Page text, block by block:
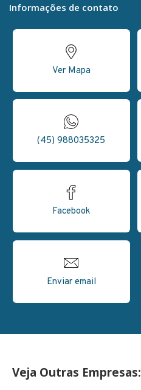
Informações de contato
Ver Mapa
(45) 988035325
Facebook
Enviar email
Veja Outras Empresas: